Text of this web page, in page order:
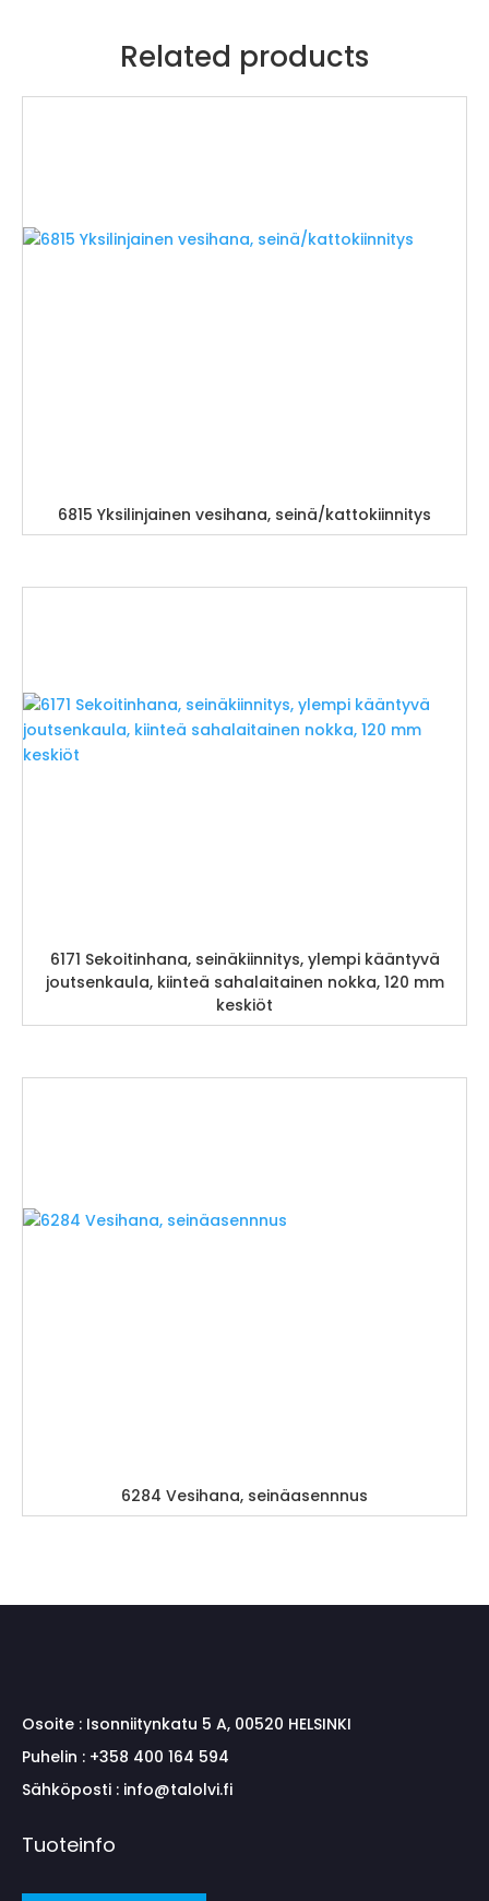
Related products
6815 Yksilinjainen vesihana, seinä/kattokiinnitys
6171 Sekoitinhana, seinäkiinnitys, ylempi kääntyvä
joutsenkaula, kiinteä sahalaitainen nokka, 120 mm
keskiöt
6284 Vesihana, seinäasennnus
Osoite : Isonniitynkatu 5 A, 00520 HELSINKI
Puhelin : +358 400 164 594
Sähköposti : info@talolvi.fi
Tuoteinfo